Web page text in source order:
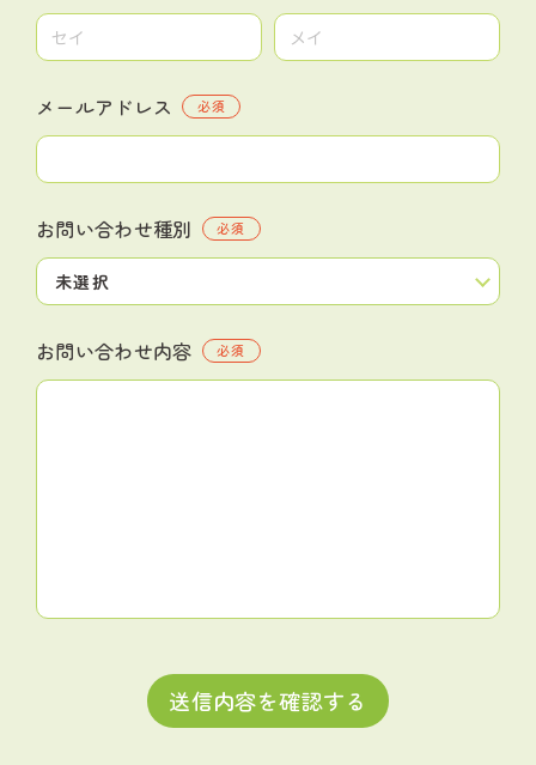
メールアドレス 必須
お問い合わせ種別 必須
お問い合わせ内容 必須
送信内容を確認する